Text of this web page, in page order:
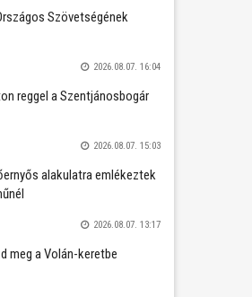
Szövetségének
2026.08.07. 16:04
reggel a Szentjánosbogár
2026.08.07. 15:03
alakulatra emlékeztek
2026.08.07. 13:17
meg a Volán-keretbe